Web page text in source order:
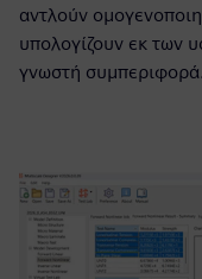
αντλούν
υπολογίζουν εκ των
γνωστή συμπεριφορά.